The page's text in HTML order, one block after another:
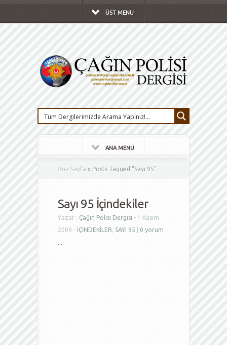
ÜST MENU
ANA MENU
Ana Sayfa » Posts Tagged "Sayı 95"
Sayı 95 İçindekiler
Yazar : Çağın Polisi Dergisi - 1 Kasım
2009 - İÇİNDEKİLER, SAYI 95
0 yorum
...